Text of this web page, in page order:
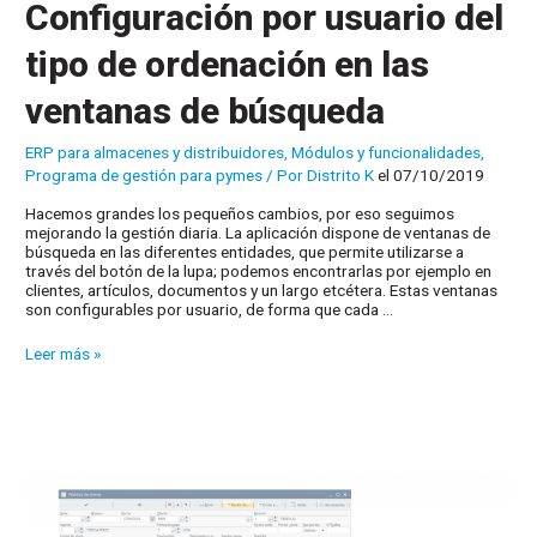
Configuración por usuario del
tipo de ordenación en las
ventanas de búsqueda
ERP para almacenes y distribuidores ,Módulos y funcionalidades
Programa de gestión para pymes / PorDistrito Kel 07/10/2019
Hacemos grandes los pequeños cambios, por eso seguimos
mejorando la gestión diaria. La aplicación dispone de ventanas de
búsqueda en las diferentes entidades, que permite utilizarse a
través del botón de la lupa; podemos encontrarlas por ejemplo en
clientes, artículos, documentos y un largo etcétera. Estas ventanas
son configurables por usuario, de forma que cada …
Configuración
ventanas
Leer más »